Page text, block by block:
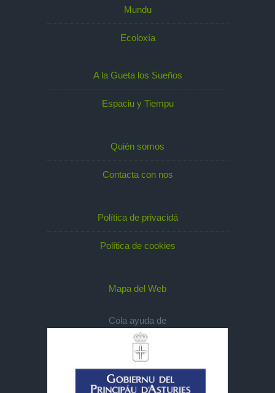
Mundu
Ecoloxía
A la Gueta los Sueños
Espaciu y Tiempu
Quién somos
Contacta con nos
Política de privacidá
Política de cookies
Mapa del Web
Cola ayuda de